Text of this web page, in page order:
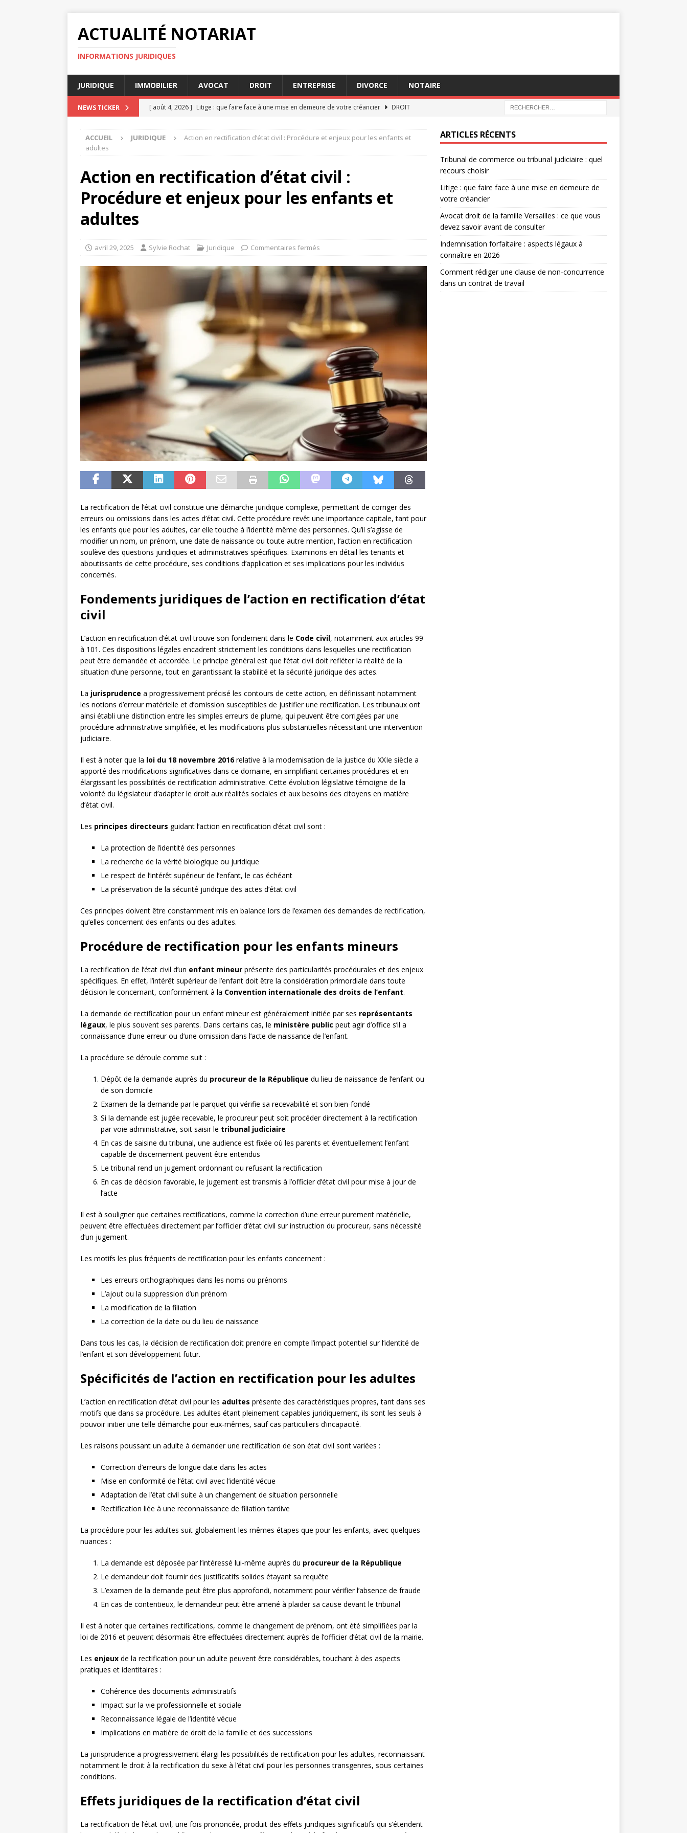
ACTUALITÉ NOTARIAT
INFORMATIONS JURIDIQUES
JURIDIQUE IMMOBILIER AVOCAT DROIT ENTREPRISE DIVORCE NOTAIRE
NEWS TICKER [ août 4, 2026 ] Litige : que faire face à une mise en demeure de votre créancier
DROIT
consulter
DIVORCE
[ juillet 31, 2026 ] Comment rédiger une clause de non-concurrence dans un contrat de
travail
ENTREPRISE
ACCUEIL JURIDIQUE
Action en rectification d’état civil : Procédure et enjeux pour les enfants et
adultes
Action en rectification d’état civil :
Procédure et enjeux pour les enfants et
adultes
avril 29, 2025 Sylvie Rochat Juridique Commentaires fermés
La rectification de l’état civil constitue une démarche juridique complexe, permettant de corriger des
erreurs ou omissions dans les actes d’état civil. Cette procédure revêt une importance capitale, tant pour
les enfants que pour les adultes, car elle touche à l’identité même des personnes. Qu’il s’agisse de
modifier un nom, un prénom, une date de naissance ou toute autre mention, l’action en rectification
soulève des questions juridiques et administratives spécifiques. Examinons en détail les tenants et
aboutissants de cette procédure, ses conditions d’application et ses implications pour les individus
concernés.
Fondements juridiques de l’action en rectification d’état
civil
L’action en rectification d’état civil trouve son fondement dans le Code civil, notamment aux articles 99
à 101. Ces dispositions légales encadrent strictement les conditions dans lesquelles une rectification
peut être demandée et accordée. Le principe général est que l’état civil doit refléter la réalité de la
situation d’une personne, tout en garantissant la stabilité et la sécurité juridique des actes.
La jurisprudence a progressivement précisé les contours de cette action, en définissant notamment
les notions d’erreur matérielle et d’omission susceptibles de justifier une rectification. Les tribunaux ont
ainsi établi une distinction entre les simples erreurs de plume, qui peuvent être corrigées par une
procédure administrative simplifiée, et les modifications plus substantielles nécessitant une intervention
judiciaire.
Il est à noter que la loi du 18 novembre 2016relative à la modernisation de la justice du XXIe siècle a
apporté des modifications significatives dans ce domaine, en simplifiant certaines procédures et en
élargissant les possibilités de rectification administrative. Cette évolution législative témoigne de la
volonté du législateur d’adapter le droit aux réalités sociales et aux besoins des citoyens en matière
d’état civil.
Les principes directeurs guidant l’action en rectification d’état civil sont :
La protection de l’identité des personnes
La recherche de la vérité biologique ou juridique
Le respect de l’intérêt supérieur de l’enfant, le cas échéant
La préservation de la sécurité juridique des actes d’état civil
Ces principes doivent être constamment mis en balance lors de l’examen des demandes de rectification,
qu’elles concernent des enfants ou des adultes.
Procédure de rectification pour les enfants mineurs
La rectification de l’état civil d’un enfant mineur présente des particularités procédurales et des enjeux
spécifiques. En effet, l’intérêt supérieur de l’enfant doit être la considération primordiale dans toute
décision le concernant, conformément à la Convention internationale des droits de l’enfant.
La demande de rectification pour un enfant mineur est généralement initiée par ses représentants
légaux, le plus souvent ses parents. Dans certains cas, le ministère public peut agir d’office s’il a
connaissance d’une erreur ou d’une omission dans l’acte de naissance de l’enfant.
La procédure se déroule comme suit :
Dépôt de la demande auprès du procureur de la République du lieu de naissance de l’enfant ou
de son domicile
Examen de la demande par le parquet qui vérifie sa recevabilité et son bien-fondé
Si la demande est jugée recevable, le procureur peut soit procéder directement à la rectification
par voie administrative, soit saisir le tribunal judiciaire
En cas de saisine du tribunal, une audience est fixée où les parents et éventuellement l’enfant
capable de discernement peuvent être entendus
Le tribunal rend un jugement ordonnant ou refusant la rectification
En cas de décision favorable, le jugement est transmis à l’officier d’état civil pour mise à jour de
l’acte
Il est à souligner que certaines rectifications, comme la correction d’une erreur purement matérielle,
peuvent être effectuées directement par l’officier d’état civil sur instruction du procureur, sans nécessité
d’un jugement.
Les motifs les plus fréquents de rectification pour les enfants concernent :
Les erreurs orthographiques dans les noms ou prénoms
L’ajout ou la suppression d’un prénom
La modification de la filiation
La correction de la date ou du lieu de naissance
Dans tous les cas, la décision de rectification doit prendre en compte l’impact potentiel sur l’identité de
l’enfant et son développement futur.
Spécificités de l’action en rectification pour les adultes
L’action en rectification d’état civil pour les adultes présente des caractéristiques propres, tant dans ses
motifs que dans sa procédure. Les adultes étant pleinement capables juridiquement, ils sont les seuls à
pouvoir initier une telle démarche pour eux-mêmes, sauf cas particuliers d’incapacité.
Les raisons poussant un adulte à demander une rectification de son état civil sont variées :
Correction d’erreurs de longue date dans les actes
Mise en conformité de l’état civil avec l’identité vécue
Adaptation de l’état civil suite à un changement de situation personnelle
Rectification liée à une reconnaissance de filiation tardive
La procédure pour les adultes suit globalement les mêmes étapes que pour les enfants, avec quelques
nuances :
La demande est déposée par l’intéressé lui-même auprès du procureur de la République
Le demandeur doit fournir des justificatifs solides étayant sa requête
L’examen de la demande peut être plus approfondi, notamment pour vérifier l’absence de fraude
En cas de contentieux, le demandeur peut être amené à plaider sa cause devant le tribunal
Il est à noter que certaines rectifications, comme le changement de prénom, ont été simplifiées par la
loi de 2016 et peuvent désormais être effectuées directement auprès de l’officier d’état civil de la mairie.
Les enjeux de la rectification pour un adulte peuvent être considérables, touchant à des aspects
pratiques et identitaires :
Cohérence des documents administratifs
Impact sur la vie professionnelle et sociale
Reconnaissance légale de l’identité vécue
Implications en matière de droit de la famille et des successions
La jurisprudence a progressivement élargi les possibilités de rectification pour les adultes, reconnaissant
notamment le droit à la rectification du sexe à l’état civil pour les personnes transgenres, sous certaines
conditions.
Effets juridiques de la rectification d’état civil
La rectification de l’état civil, une fois prononcée, produit des effets juridiques significatifs qui s’étendent
ARTICLES RÉCENTS
Tribunal de commerce ou tribunal judiciaire : quel
recours choisir
Litige : que faire face à une mise en demeure de
votre créancier
Avocat droit de la famille Versailles : ce que vous
devez savoir avant de consulter
Indemnisation forfaitaire : aspects légaux à
connaître en 2026
Comment rédiger une clause de non-concurrence
dans un contrat de travail